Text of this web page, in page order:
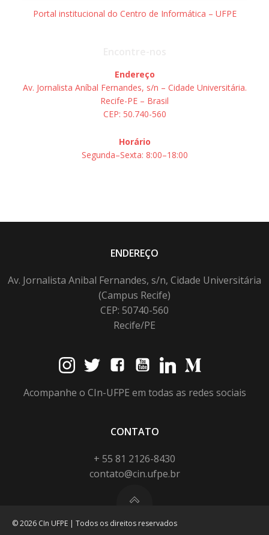
Portal institucional do Centro de Informática – UFPE
Endereço
Av. Jornalista Aníbal Fernandes, s/n – Cidade Universitária.
Recife-PE – Brasil
CEP: 50.740-560
Horário
Segunda–Sexta: 8:00–18:00
ENDEREÇO
Av. Jornalista Anibal Fernandes, s/n, Cidade Universitária
(Campus Recife)
CEP: 50740-560
Recife/PE
Acompanhe o CIn-UFPE em todas as redes sociais
CONTATO
+ 55 81 2126-8430
contato@cin.ufpe.br
© 2026 CIn UFPE | Todos os direitos reservados